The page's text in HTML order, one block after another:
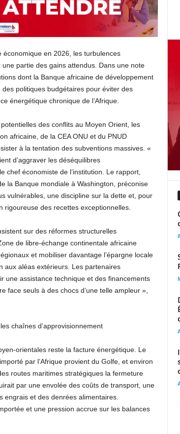
en 2026, les turbulences
partie des gains attendus. Dans une note
dont la Banque africaine de développement
politiques budgétaires pour éviter des
énergétique chronique de l’Afrique.
des conflits au Moyen Orient, les
africaine, de la CEA ONU et du PNUD
à la tentation des subventions massives. «
d’aggraver les déséquilibres
chef économiste de l’institution. Le rapport,
la Banque mondiale à Washington, préconise
vulnérables, une discipline sur la dette et, pour
rigoureuse des recettes exceptionnelles.
sur des réformes structurelles
de libre-échange continentale africaine
et mobiliser davantage l’épargne locale
aux aléas extérieurs. Les partenaires
une assistance technique et des financements
face seuls à des chocs d’une telle ampleur »,
chaînes d’approvisionnement
orientales reste la facture énergétique. Le
par l’Afrique provient du Golfe, et environ
routes maritimes stratégiques la fermeture
par une envolée des coûts de transport, une
engrais et des denrées alimentaires.
et une pression accrue sur les balances